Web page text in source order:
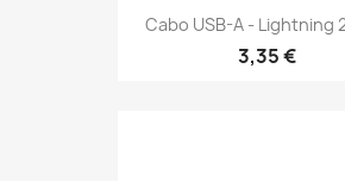
Cabo USB-A - Lightning
3,35 €